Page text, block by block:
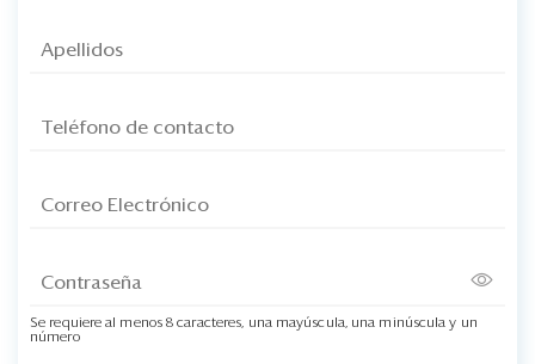
Se requiere al menos 8 caracteres, una mayúscula, una minúscula y un
número